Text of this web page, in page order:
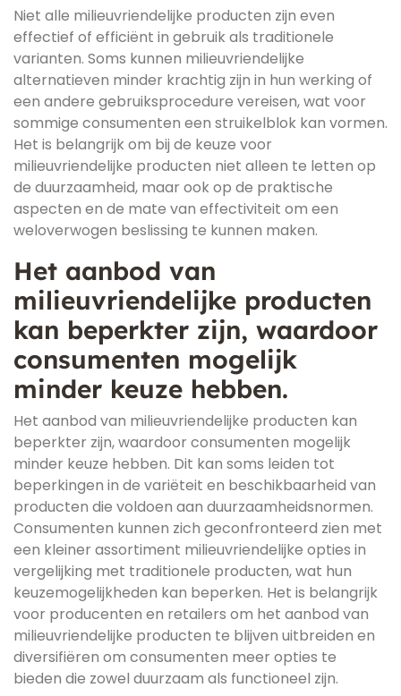
Niet alle milieuvriendelijke producten zijn even
effectief of efficiënt in gebruik als traditionele
varianten. Soms kunnen milieuvriendelijke
alternatieven minder krachtig zijn in hun werking of
een andere gebruiksprocedure vereisen, wat voor
sommige consumenten een struikelblok kan vormen.
Het is belangrijk om bij de keuze voor
milieuvriendelijke producten niet alleen te letten op
de duurzaamheid, maar ook op de praktische
aspecten en de mate van effectiviteit om een
weloverwogen beslissing te kunnen maken.
Het aanbod van
milieuvriendelijke producten
kan beperkter zijn, waardoor
consumenten mogelijk
minder keuze hebben.
Het aanbod van milieuvriendelijke producten kan
beperkter zijn, waardoor consumenten mogelijk
minder keuze hebben. Dit kan soms leiden tot
beperkingen in de variëteit en beschikbaarheid van
producten die voldoen aan duurzaamheidsnormen.
Consumenten kunnen zich geconfronteerd zien met
een kleiner assortiment milieuvriendelijke opties in
vergelijking met traditionele producten, wat hun
keuzemogelijkheden kan beperken. Het is belangrijk
voor producenten en retailers om het aanbod van
milieuvriendelijke producten te blijven uitbreiden en
diversifiëren om consumenten meer opties te
bieden die zowel duurzaam als functioneel zijn.